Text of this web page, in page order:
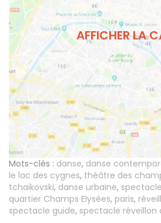
AFFICHER LA
Mots-clés : danse, danse
le lac des cygnes, théâtre des
tchaïkovski, danse urbaine,
quartier Champs Elysées, paris,
spectacle guide, spectacle réveillon